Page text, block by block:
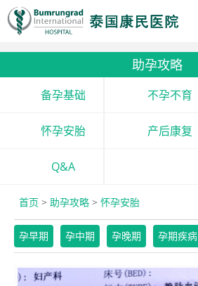
助孕攻略
备孕基础 不孕不育
怀孕安胎 产后康复
Q&A
首页 > 助孕攻略 > 怀孕安胎
孕早期 孕中期 孕晚期 孕期疾病